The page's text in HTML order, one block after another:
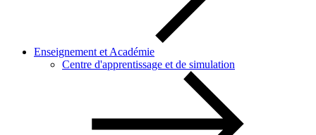
Enseignement et Académie
Centre d'apprentissage et de simulation